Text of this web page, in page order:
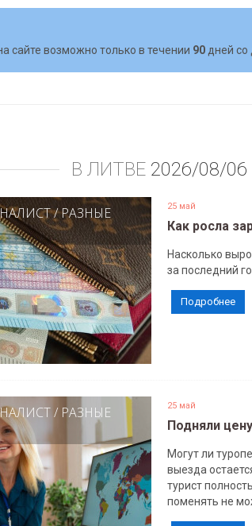
сайте возможно только в течении 90 дней со
В ЛИТВЕ 2026/08/06
/РАЗНЫЕ
25 май
Как росла
Насколько
за последний
Подробнее
/ РАЗНЫЕ
25 май
Подняли цену
Могут ли
выезда
турист
поменять не